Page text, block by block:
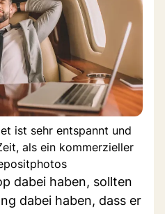
ist sehr entspannt und
als ein kommerzieller
dabei haben, sollten
dabei haben, dass er